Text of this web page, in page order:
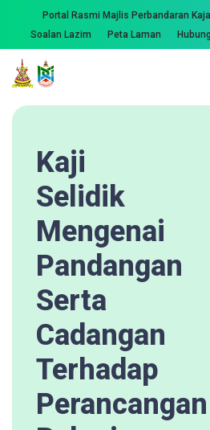
Portal Rasmi Majlis Perbandaran
Soalan Lazim
Peta Laman
Kaji
Selidik
Mengenai
Pandangan
Serta
Cadangan
Terhadap
Perancangan